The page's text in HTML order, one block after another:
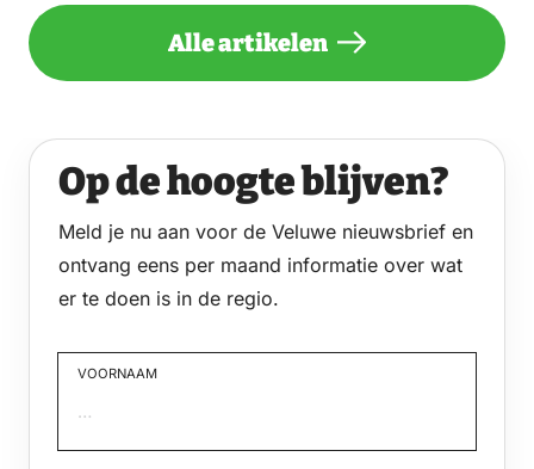
Alle artikelen
Op de hoogte blijven?
Meld je nu aan voor de Veluwe nieuwsbrief en
ontvang eens per maand informatie over wat
er te doen is in de regio.
VOORNAAM